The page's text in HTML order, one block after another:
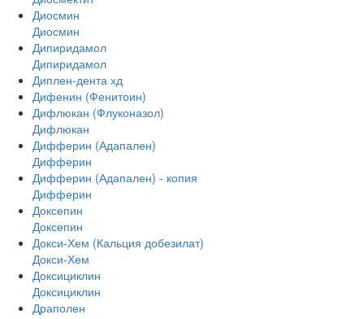
Диосмин
Диосмин
Дипиридамол
Дипиридамол
Диплен-дента хд
Дифенин (Фенитоин)
Дифлюкан (Флуконазол)
Дифлюкан
Дифферин (Адапален)
Дифферин
Дифферин (Адапален) - копия
Дифферин
Доксепин
Доксепин
Докси-Хем (Кальция добезилат)
Докси-Хем
Доксициклин
Доксициклин
Драполен